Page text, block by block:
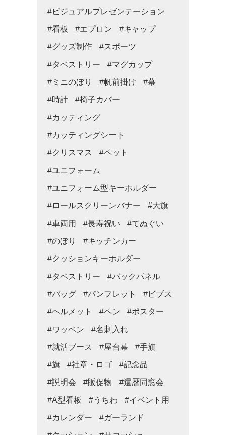
#ビジュアルプレゼンテーション
#看板 #エプロン #キャップ
#グッズ制作 #スポーツ
#タペストリー #マグカップ
#ミニのぼり #帆前掛け #幕
#時計 #椅子カバー
#カッティング
#カッティングシート
#クリスマス #ペット
#ユニフォーム
#ユニフォーム型キーホルダー
#ロールスクリーンバナー #大旗
#車両用 #長寿祝い #てぬぐい
#のぼり #キッチンカー
#クッションキーホルダー
#タペストリー #バックパネル
#バッグ #パンフレット #ビブス
#ヘルメット #ペン #ポスター
#ワッペン #名刺入れ
#就活ブース #屋台幕 #手旗
#旗 #社章・ロゴ #記念品
#説明会 #販促物 #還暦同窓会
#A型看板 #うちわ #イベント用
#カレンダー #ガーランド